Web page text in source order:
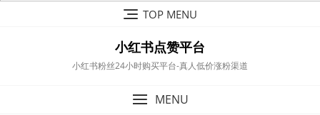
TOP MENU
小红书点赞平台
小红书粉丝24小时购买平台-真人低价涨粉渠道
MENU